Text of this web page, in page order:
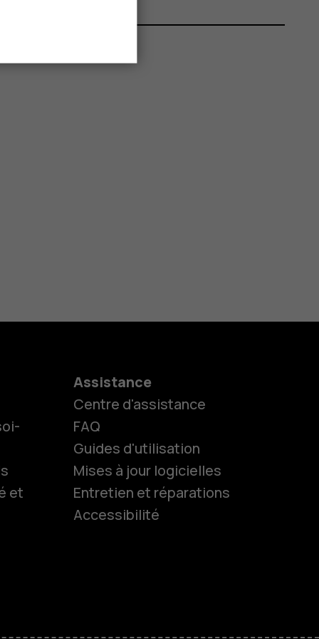
et
Assistance
Centre d'assistance
FAQ
Guides d'utilisation
Mises à jour logicielles
Entretien et réparations
Accessibilité